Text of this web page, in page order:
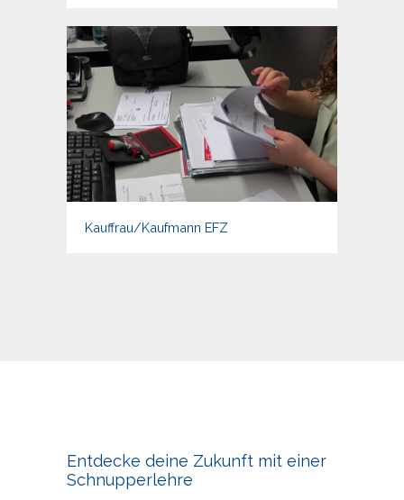
Kauffrau/Kaufmann EFZ
Entdecke deine Zukunft mit einer
Schnupperlehre